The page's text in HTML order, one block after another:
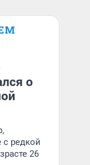
о
с редкой
26